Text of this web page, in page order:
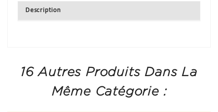
Description
16 Autres Produits Dans La
Même Catégorie :